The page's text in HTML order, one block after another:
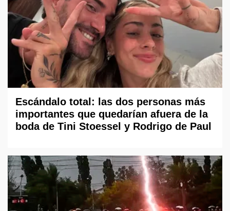
Escándalo total: las dos personas más
importantes que quedarían afuera de la
boda de Tini Stoessel y Rodrigo de Paul